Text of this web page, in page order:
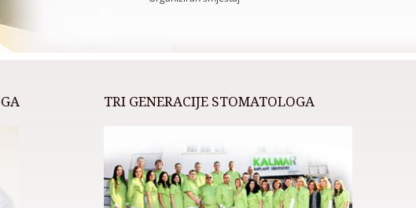
TRI GENERACIJE STOMATOLOGA